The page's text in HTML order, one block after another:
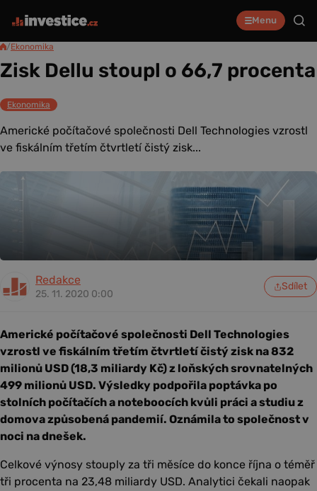
Menu
/Ekonomika
Zisk Dellu stoupl o 66,7 procenta
Ekonomika
Americké počítačové společnosti Dell Technologies vzrostl
ve fiskálním třetím čtvrtletí čistý zisk...
Redakce
25. 11. 2020 0:00
Sdílet
Americké počítačové společnosti Dell Technologies
vzrostl ve fiskálním třetím čtvrtletí čistý zisk na 832
milionů USD (18,3 miliardy Kč) z loňských srovnatelných
499 milionů USD. Výsledky podpořila poptávka po
stolních počítačích a noteboocích kvůli práci a studiu z
domova způsobená pandemií. Oznámila to společnost v
noci na dnešek.
Celkové výnosy stouply za tři měsíce do konce října o téměř
tři procenta na 23,48 miliardy USD. Analytici čekali naopak